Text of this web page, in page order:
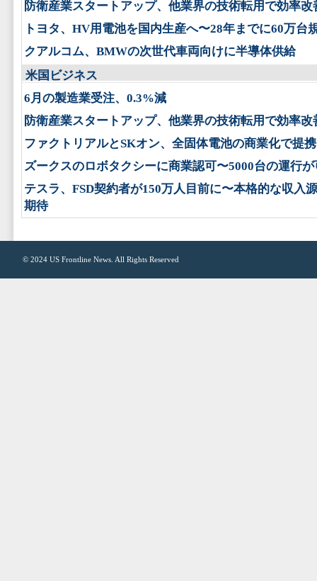
防衛産業スタートアップ、他業界の技術転用で効率改
トヨタ、HV用電池を国内生産へ〜28年までに60万台
クアルコム、BMWの次世代車両向けに半導体供給
米国ビジネス
6月の製造業受注、0.3%減
防衛産業スタートアップ、他業界の技術転用で効率改
ファクトリアルとSKオン、全固体電池の商業化で提携
ズークスのロボタクシーに商業認可〜5000台の運行
テスラ、FSD契約者が150万人目前に〜本格的な収入
期待
© 2024 US Frontline News . All Rights Reserved